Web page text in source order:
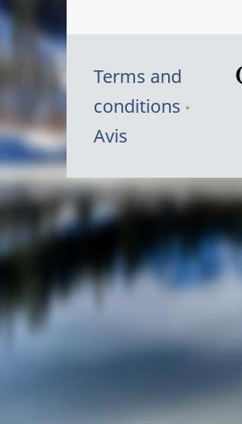
Terms and
conditions
Avis